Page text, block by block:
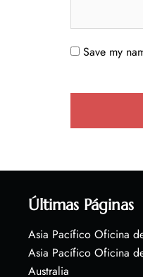
Save my
Últimas Páginas
Asia Pacífico Oficina
Asia Pacífico Oficina
Australia